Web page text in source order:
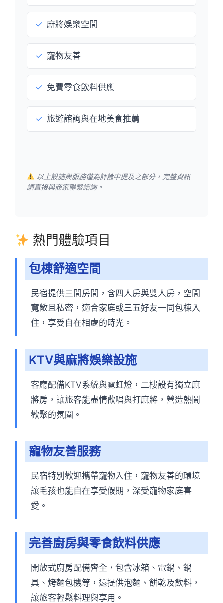
✓ 麻將娛樂空間
✓ 寵物友善
✓ 免費零食飲料供應
✓ 旅遊諮詢與在地美食推薦
以上設施與服務僅為評論中提及之部分，完整資訊
請直接與商家聯繫諮詢。
熱門體驗項目
包棟舒適空間
民宿提供三間房間，含四人房與雙人房，空間
寬敞且私密，適合家庭或三五好友一同包棟入
住，享受自在相處的時光。
KTV與麻將娛樂設施
客廳配備KTV系統與霓虹燈，二樓設有獨立麻
將房，讓旅客能盡情歡唱與打麻將，營造熱鬧
歡聚的氛圍。
寵物友善服務
民宿特別歡迎攜帶寵物入住，寵物友善的環境
讓毛孩也能自在享受假期，深受寵物家庭喜
愛。
完善廚房與零食飲料供應
開放式廚房配備齊全，包含冰箱、電鍋、鍋
具、烤麵包機等，還提供泡麵、餅乾及飲料，
讓旅客輕鬆料理與享用。